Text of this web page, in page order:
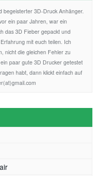
begeisterter 3D-Druck Anhänger.
ein paar Jahren, war ein
das 3D Fieber gepackt und
mit euch teilen. Ich
nicht die gleichen Fehler zu
paar gute 3D Drucker getestet
habt, dann klickt einfach auf